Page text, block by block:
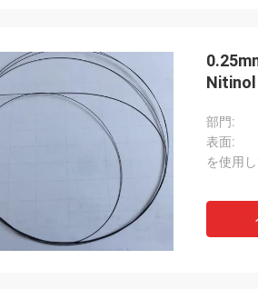
部門:
表面:
を使用